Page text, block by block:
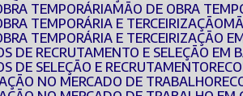
TEMPORÁRIA
MÃO DE OBRA
TEMPORÁRIA E TERCEIRIZAÇÃO
TEMPORÁRIA E TERCEIRIZAÇÃO
DE RECRUTAMENTO E SELEÇÃO EM
DE SELEÇÃO E RECRUTAMENTO
NO MERCADO DE TRABALHO